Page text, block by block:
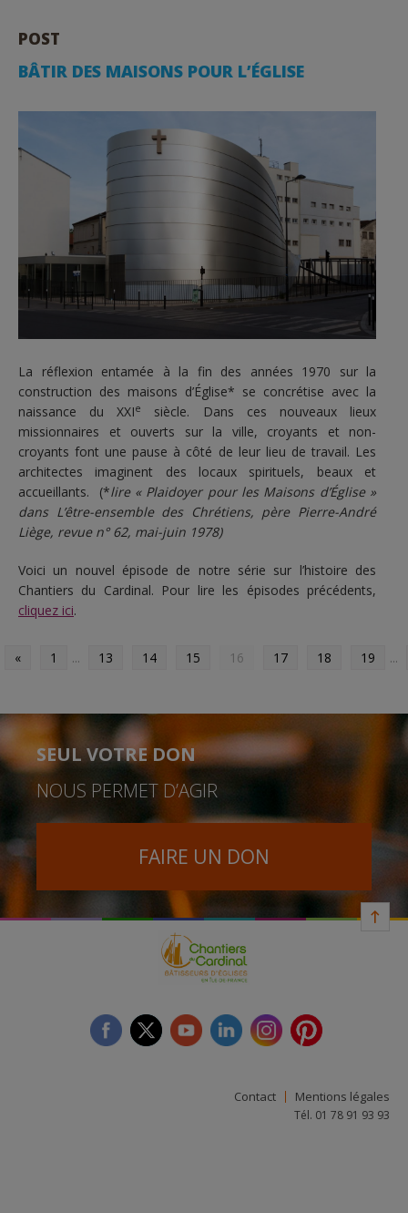
POST
BÂTIR DES MAISONS POUR L’ÉGLISE
La réflexion entamée à la fin des années 1970 sur la
construction des maisons d’Église* se concrétise avec la
naissance du XXIe
siècle. Dans ces nouveaux lieux
missionnaires et ouverts sur la ville, croyants et non-
croyants font une pause à côté de leur lieu de travail. Les
architectes imaginent des locaux spirituels, beaux et
accueillants. (*lire « Plaidoyer pour les Maisons d’Église »
dans L’être-ensemble des Chrétiens, père Pierre-André
Liège, revue n° 62, mai-juin 1978)
Voici un nouvel épisode de notre série sur l’histoire des
Chantiers du Cardinal. Pour lire les épisodes précédents,
cliquez ici.
« 1 ... 13 14 15 16 17 18 19 ...
SEUL VOTRE DON
NOUS PERMET D’AGIR
FAIRE UN DON
facebooktwitter youtube linkedin instagram
Contact Mentions légales
Tél. 01 78 91 93 93